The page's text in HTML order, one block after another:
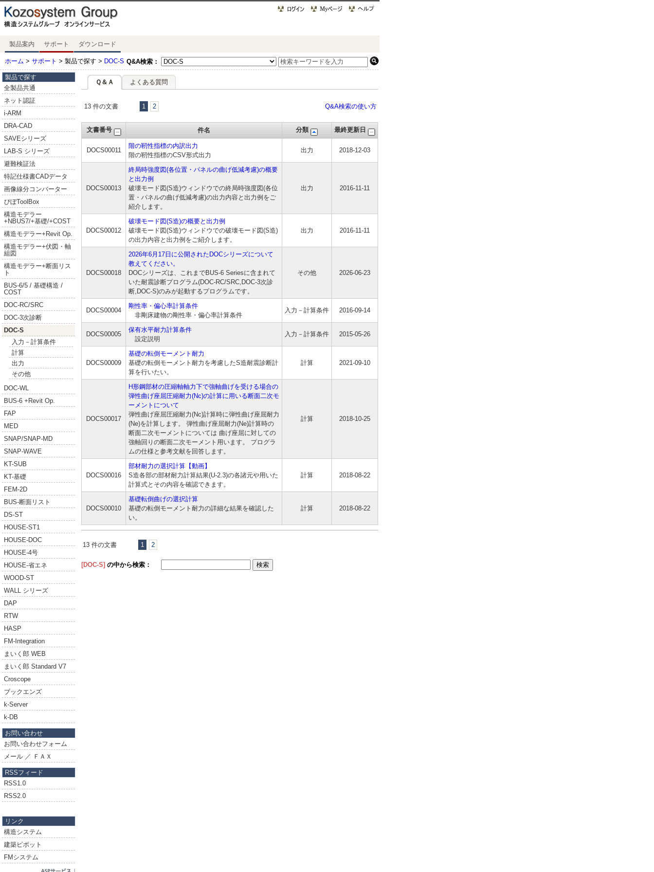
製品案内 サポート ダウンロード
Q&A検索：
ホーム > サポート > 製品で探す > DOC-S
製品で探す
全製品共通
ネット認証
i-ARM
DRA-CAD
SAVEシリーズ
LAB-S シリーズ
避難検証法
特記仕様書CADデータ
画像線分コンバーター
ぴぼToolBox
構造モデラー
+NBUS7/+基礎/+COST
構造モデラー+Revit Op.
構造モデラー+伏図・軸
組図
構造モデラー+断面リス
ト
BUS-6/5 / 基礎構造 /
COST
DOC-RC/SRC
DOC-3次診断
DOC-S
入力－計算条件
計算
出力
その他
DOC-WL
BUS-6 +Revit Op.
FAP
MED
SNAP/SNAP-MD
SNAP-WAVE
KT-SUB
KT-基礎
FEM-2D
BUS-断面リスト
DS-ST
HOUSE-ST1
HOUSE-DOC
HOUSE-4号
HOUSE-省エネ
WOOD-ST
WALL シリーズ
DAP
RTW
HASP
FM-Integration
まいく郎 WEB
まいく郎 Standard V7
Croscope
ブックエンズ
k-Server
k-DB
お問い合わせ
お問い合わせフォーム
メール ／ ＦＡＸ
RSSフィード
RSS1.0
RSS2.0
リンク
構造システム
建築ピボット
FMシステム
Ｑ＆Ａ よくある質問
13 件の文書 1 2 Q&A検索の使い方
文書番号 件名 分類 最終更新日
DOCS00011
階の靭性指標の内訳出力
階の靭性指標のCSV形式出力
出力 2018-12-03
DOCS00013
終局時強度図(各位置・パネルの曲げ低減考慮)の概要
と出力例
破壊モード図(S造)ウィンドウでの終局時強度図(各位
置・パネルの曲げ低減考慮)の出力内容と出力例をご
紹介します。
出力 2016-11-11
DOCS00012
破壊モード図(S造)の概要と出力例
破壊モード図(S造)ウィンドウでの破壊モード図(S造)
の出力内容と出力例をご紹介します。
出力 2016-11-11
DOCS00018
2026年6月17日に公開されたDOCシリーズについて
教えてください。
DOCシリーズは、これまでBUS-6 Seriesに含まれて
いた耐震診断プログラム(DOC-RC/SRC,DOC-3次診
断,DOC-S)のみが起動するプログラムです。
その他 2026-06-23
DOCS00004
剛性率・偏心率計算条件
非剛床建物の剛性率・偏心率計算条件
入力－計算条件 2016-09-14
DOCS00005
保有水平耐力計算条件
設定説明
入力－計算条件 2015-05-26
DOCS00009
基礎の転倒モーメント耐力
基礎の転倒モーメント耐力を考慮したS造耐震診断計
算を行いたい。
計算 2021-09-10
DOCS00017
H形鋼部材の圧縮軸軸力下で強軸曲げを受ける場合の
弾性曲げ座屈圧縮耐力(Nc)の計算に用いる断面二次モ
ーメントについて
弾性曲げ座屈圧縮耐力(Nc)計算時に弾性曲げ座屈耐力
(Ne)を計算します。 弾性曲げ座屈耐力(Ne)計算時の
断面二次モーメントについては 曲げ座屈に対しての
強軸回りの断面二次モーメント用います。 プログラ
ムの仕様と参考文献を回答します。
計算 2018-10-25
DOCS00016
部材耐力の選択計算【動画】
S造各部の部材耐力計算結果(U-2.3)の各諸元や用いた
計算式とその内容を確認できます。
計算 2018-08-22
DOCS00010
基礎転倒曲げの選択計算
基礎の転倒モーメント耐力の詳細な結果を確認した
い。
計算 2018-08-22
13 件の文書 1 2
[DOC-S] の中から検索：